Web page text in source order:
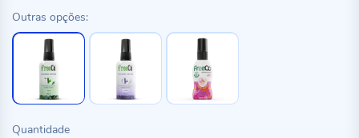
Outras opções:
Quantidade